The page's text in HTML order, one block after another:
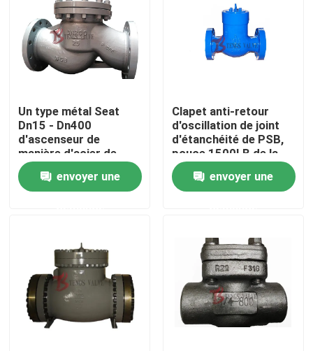
Au sujet de nous
Visite d'usine
Contrôle de qualité
Contactez-nous
Demandez une citation
Cast Valve Porte d'acier
Un type métal Seat
Dn15 - Dn400
d'ascenseur de
manière d'acier de
fonte de vacarme de
clapet anti-retour
envoyer une
Clapet anti-retour
d'oscillation de joint
d'étanchéité de PSB,
pouce 1500LB de la
valve 3 de retour
d'oscillation de WCB
non
envoyer une